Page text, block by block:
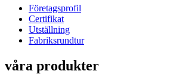
Företagsprofil
Certifikat
Utställning
Fabriksrundtur
våra produkter